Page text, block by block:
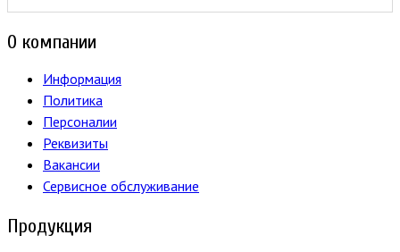
О компании
Информация
Политика
Персоналии
Реквизиты
Вакансии
Сервисное обслуживание
Продукция